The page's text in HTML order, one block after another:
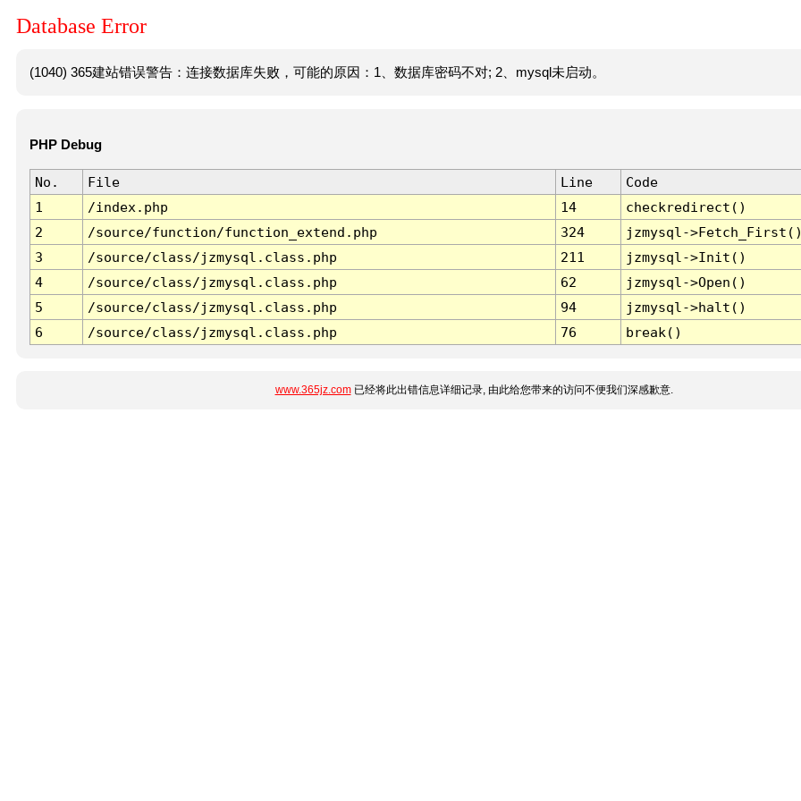
Database Error
(1040) 365建站错误警告：连接数据库失败，可能的原因：1、数据库密码不对; 2、mysql未启动。
PHP Debug
No. File Line
Code
1
/index.php 14
checkredirect()
2
/source/function/function_extend.php 324
jzmysql-
3
/source/class/jzmysql.class.php 211
jzmysql->Init()
4
/source/class/jzmysql.class.php 62
jzmysql->Open()
5
/source/class/jzmysql.class.php 94
jzmysql->halt()
6
/source/class/jzmysql.class.php 76 break()
www.365jz.com已经将此出错信息详细记录, 由此给您带来的访问不便我们深感歉意.